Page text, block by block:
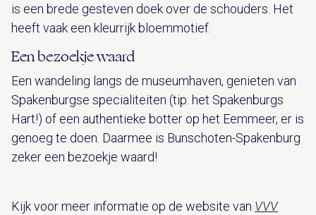
is een brede gesteven doek over de schouders. Het
heeft vaak een kleurrijk bloemmotief.
Een bezoekje waard
Een wandeling langs de museumhaven, genieten van
Spakenburgse specialiteiten (tip: het Spakenburgs
Hart!) of een authentieke botter op het Eemmeer, er is
genoeg te doen. Daarmee is Bunschoten-Spakenburg
zeker een bezoekje waard!
Kijk voor meer informatie op de website van VVV